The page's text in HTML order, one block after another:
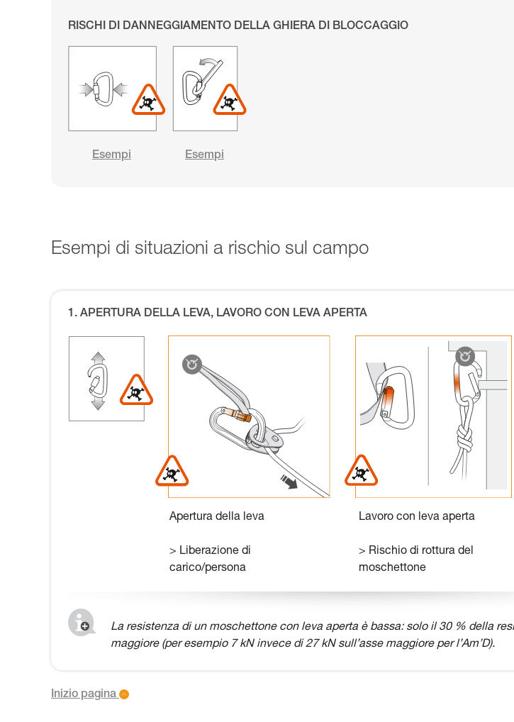
RISCHI DI DANNEGGIAMENTO DELLA GHIERA DI BLOCCAGGIO
Esempi Esempi
Esempi di situazioni a rischio sul campo
1. APERTURA DELLA LEVA, LAVORO CON LEVA APERTA
Apertura della leva
> Liberazione di
carico/persona
Lavoro con leva aperta
> Rischio di rottura del
moschettone
La resistenza di un moschettone con leva aperta è bassa: solo il 30 % della
maggiore (per esempio 7 kN invece di 27 kN sull’asse maggiore per l’Am’D).
Inizio pagina